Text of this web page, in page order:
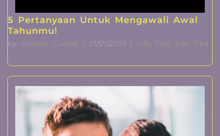
5 Pertanyaan Untuk Mengawali Awal
Tahunmu!
by Rumah Curhat | 01/01/2019 | Life Tips, Life Tips